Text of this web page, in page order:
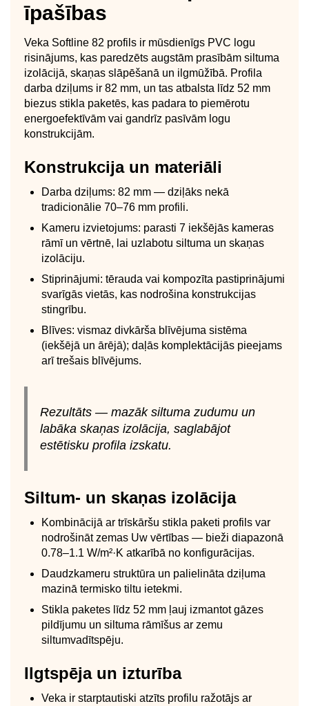
īpašības
Veka Softline 82 profils ir mūsdienīgs PVC logu
risinājums, kas paredzēts augstām prasībām siltuma
izolācijā, skaņas slāpēšanā un ilgmūžībā. Profila
darba dziļums ir 82 mm, un tas atbalsta līdz 52 mm
biezus stikla paketēs, kas padara to piemērotu
energoefektīvām vai gandrīz pasīvām logu
konstrukcijām.
Konstrukcija un materiāli
Darba dziļums: 82 mm — dziļāks nekā
tradicionālie 70–76 mm profili.
Kameru izvietojums: parasti 7 iekšējās kameras
rāmī un vērtnē, lai uzlabotu siltuma un skaņas
izolāciju.
Stiprinājumi: tērauda vai kompozīta pastiprinājumi
svarīgās vietās, kas nodrošina konstrukcijas
stingrību.
Blīves: vismaz divkārša blīvējuma sistēma
(iekšējā un ārējā); daļās komplektācijās pieejams
arī trešais blīvējums.
Rezultāts — mazāk siltuma zudumu un
labāka skaņas izolācija, saglabājot
estētisku profila izskatu.
Siltum- un skaņas izolācija
Kombinācijā ar trīskāršu stikla paketi profils var
nodrošināt zemas Uw vērtības — bieži diapazonā
0.78–1.1 W/m²·K atkarībā no konfigurācijas.
Daudzkameru struktūra un palielināta dziļuma
mazinā termisko tiltu ietekmi.
Stikla paketes līdz 52 mm ļauj izmantot gāzes
pildījumu un siltuma rāmīšus ar zemu
siltumvadītspēju.
Ilgtspēja un izturība
Veka ir starptautiski atzīts profilu ražotājs ar